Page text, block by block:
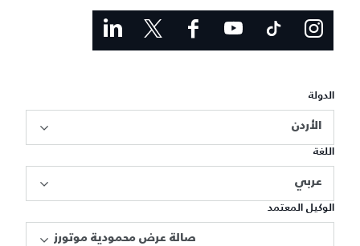
الدولة
الأردن
اللغة
عربي
الوكيل المعتمد
صالة عرض محمودية موتورز